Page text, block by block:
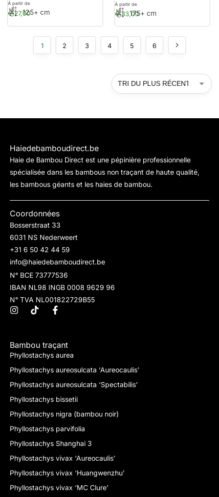
€27,00
À partir de
125+ cm €33,00
À partir de
175+ cm
1 2 3 4 5 6
Haiedebamboudirect.be
Haie de Bambou Direct est une pépinière professionnelle
spécialisée dans les bambous non traçant de haute qualité,
les bambous géants et les haies de bambou.
Coordonnées
Bosserstraat 33
6031 NS Nederweert
+31 6 50 42 44 59
info@haiedebamboudirect.be
N° BCE 73777536
IBAN NL98 INGB 0008 9629 96
N° TVA NL001822729B55
Bambou traçant
Phyllostachys aurea
Phyllostachys aureosulcata ‘Aureocaulis’
Phyllostachys aureosulcata ‘Spectabilis’
Phyllostachys bissetii
Phyllostachys nigra (bambou noir)
Phyllostachys parvifolia
Phyllostachys Shanghai 3
Phyllostachys vivax ‘Aureocaulis’
Phyllostachys vivax ‘Huangwenzhu’
Phyllostachys vivax ‘MC Clure’